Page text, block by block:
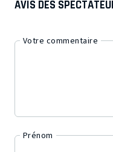
AVIS DES
Votre commentaire
Prénom